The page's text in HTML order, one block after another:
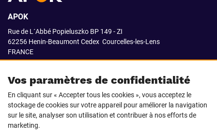
Vos paramètres de confidentialité
En cliquant sur « Accepter tous les cookies », vous acceptez le
stockage de cookies sur votre appareil pour améliorer la navigation
sur le site, analyser son utilisation et contribuer à nos efforts de
marketing.
APOK
Rue de L´Abbé Popieluszko BP 149 - ZI
62256 Henin-Beaumont Cedex Courcelles-les-Lens
FRANCE
SUIVEZ-NOUS SUR